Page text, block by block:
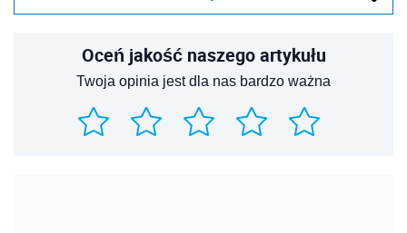
Oceń jakość naszego artykułu
Twoja opinia jest dla nas bardzo ważna